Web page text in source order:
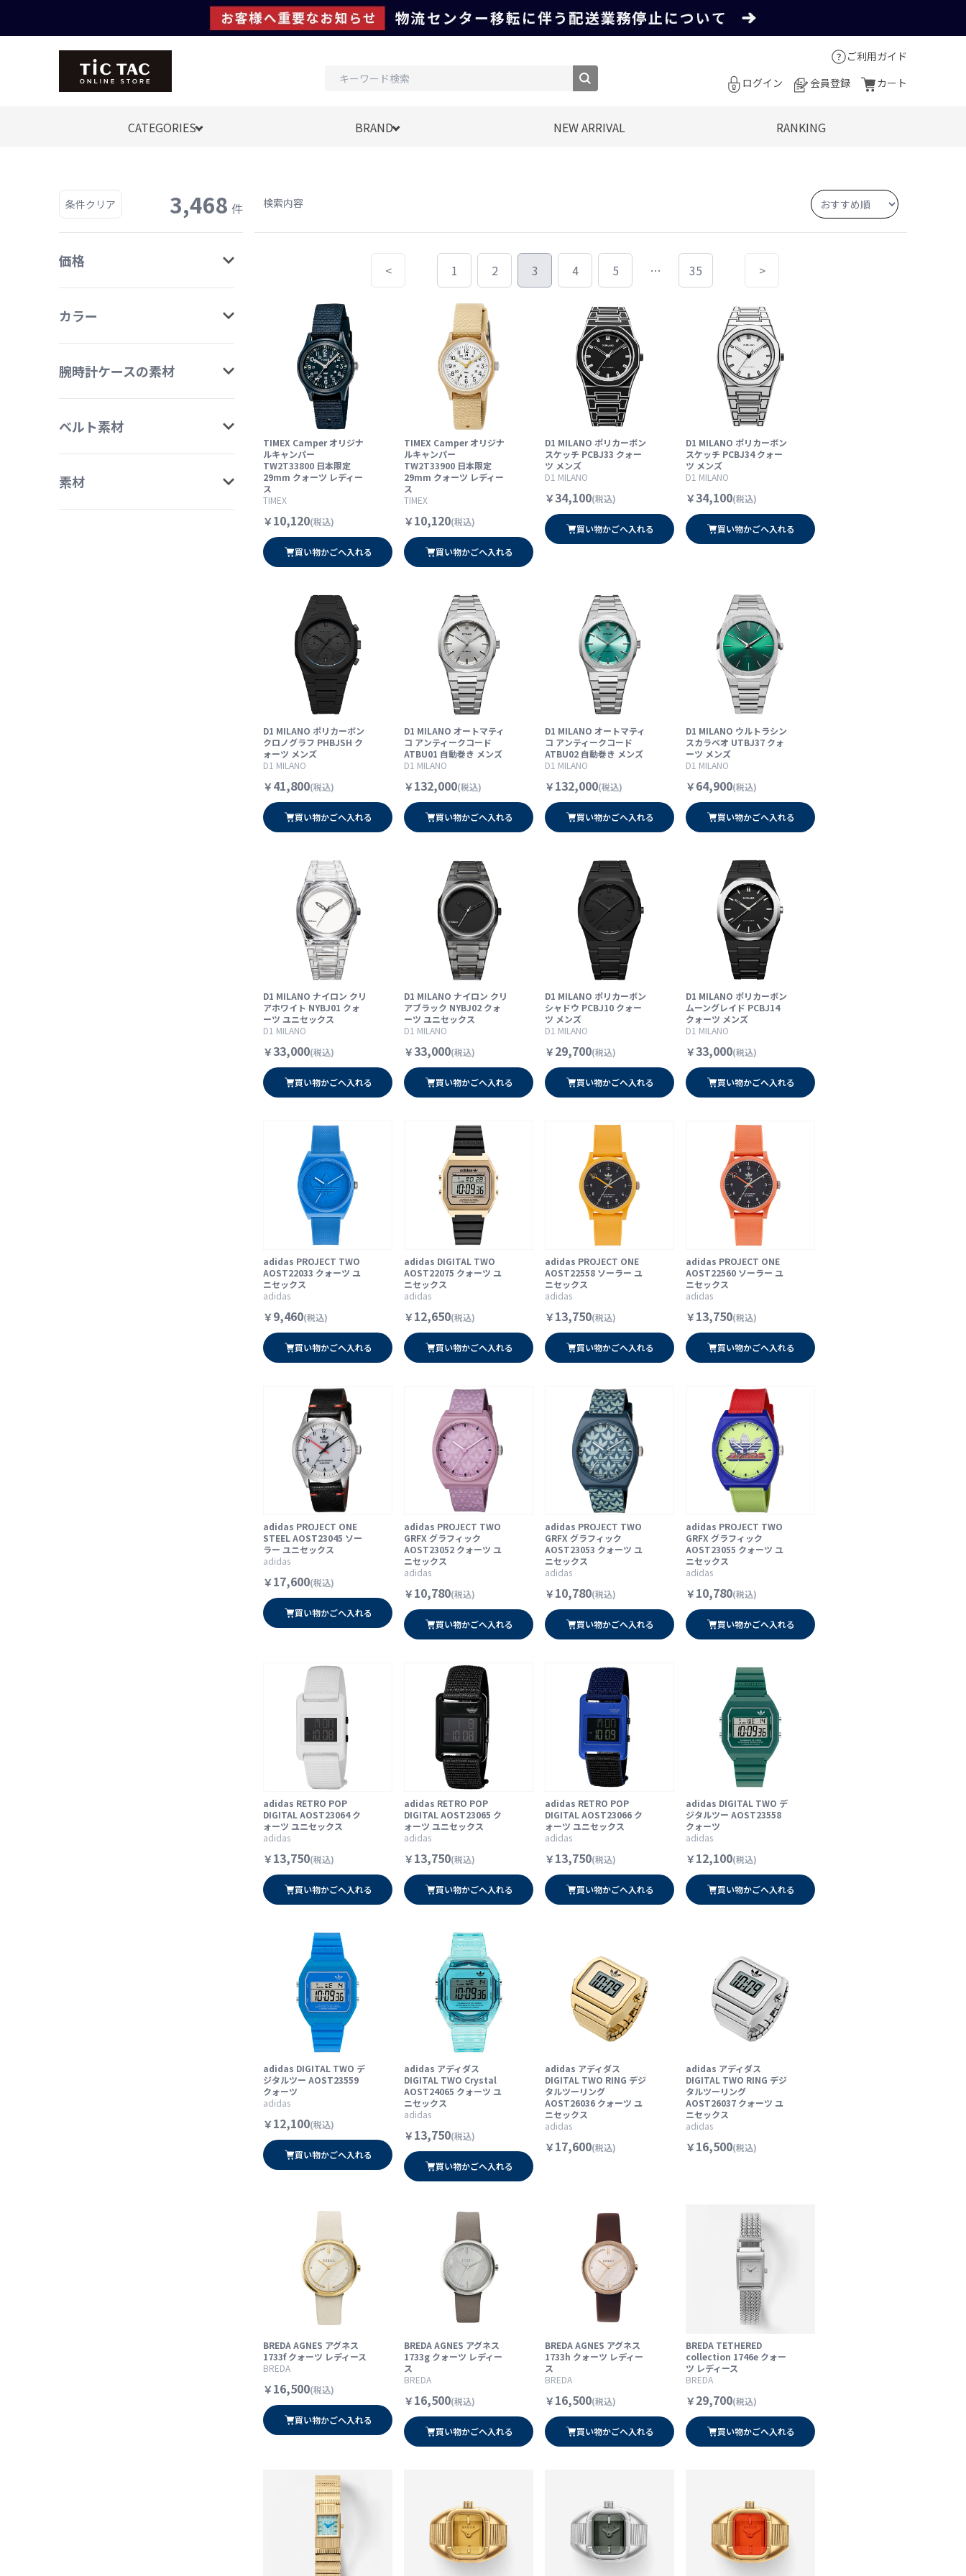
ご利用ガイド
ログイン
会員登録 カート
CATEGORIES BRAND NEW ARRIVAL RANKING
条件クリア 3,468 件
価格
カラー
腕時計ケースの素材
ベルト素材
素材
検索内容
< 1 2 3 4 5 … 35 >
TIMEX Camper オリジナ
ルキャンパー
TW2T33800 日本限定
29mm クォーツ レディー
ス
TIMEX
￥ 10,120(税込)
買い物かごへ入れる
TIMEX Camper オリジナ
ルキャンパー
TW2T33900 日本限定
29mm クォーツ レディー
ス
TIMEX
￥ 10,120(税込)
買い物かごへ入れる
D1 MILANO ポリカーボン
スケッチ PCBJ33 クォー
ツ メンズ
D1 MILANO
￥34,100(税込)
買い物かごへ入れる
D1 MILANO ポリカーボン
スケッチ PCBJ34 クォー
ツ メンズ
D1 MILANO
￥34,100(税込)
買い物かごへ入れる
D1 MILANO ポリカーボン
クロノグラフ PHBJSH ク
ォーツ メンズ
D1 MILANO
￥ 41,800(税込)
買い物かごへ入れる
D1 MILANO オートマティ
コ アンティークコード
ATBU01 自動巻き メンズ
D1 MILANO
￥ 132,000(税込)
買い物かごへ入れる
D1 MILANO オートマティ
コ アンティークコード
ATBU02 自動巻き メンズ
D1 MILANO
￥ 132,000(税込)
買い物かごへ入れる
D1 MILANO ウルトラシン
スカラベオ UTBJ37 クォ
ーツ メンズ
D1 MILANO
￥ 64,900(税込)
買い物かごへ入れる
D1 MILANO ナイロン クリ
アホワイト NYBJ01 クォ
ーツ ユニセックス
D1 MILANO
￥33,000(税込)
買い物かごへ入れる
D1 MILANO ナイロン クリ
アブラック NYBJ02 クォ
ーツ ユニセックス
D1 MILANO
￥33,000(税込)
買い物かごへ入れる
D1 MILANO ポリカーボン
シャドウ PCBJ10 クォー
ツ メンズ
D1 MILANO
￥ 29,700(税込)
買い物かごへ入れる
D1 MILANO ポリカーボン
ムーングレイド PCBJ14
クォーツ メンズ
D1 MILANO
￥33,000(税込)
買い物かごへ入れる
adidas PROJECT TWO
AOST22033 クォーツ ユ
ニセックス
adidas
￥ 9,460(税込)
買い物かごへ入れる
adidas DIGITAL TWO
AOST22075 クォーツ ユ
ニセックス
adidas
￥ 12,650(税込)
買い物かごへ入れる
adidas PROJECT ONE
AOST22558 ソーラー ユ
ニセックス
adidas
￥ 13,750(税込)
買い物かごへ入れる
adidas PROJECT ONE
AOST22560 ソーラー ユ
ニセックス
adidas
￥ 13,750(税込)
買い物かごへ入れる
adidas PROJECT ONE
STEEL AOST23045 ソー
ラー ユニセックス
adidas
￥ 17,600(税込)
買い物かごへ入れる
adidas PROJECT TWO
GRFX グラフィック
AOST23052 クォーツ ユ
ニセックス
adidas
￥ 10,780(税込)
買い物かごへ入れる
adidas PROJECT TWO
GRFX グラフィック
AOST23053 クォーツ ユ
ニセックス
adidas
￥ 10,780(税込)
買い物かごへ入れる
adidas PROJECT TWO
GRFX グラフィック
AOST23055 クォーツ ユ
ニセックス
adidas
￥ 10,780(税込)
買い物かごへ入れる
adidas RETRO POP
DIGITAL AOST23064 ク
ォーツ ユニセックス
adidas
￥ 13,750(税込)
買い物かごへ入れる
adidas RETRO POP
DIGITAL AOST23065 ク
ォーツ ユニセックス
adidas
￥ 13,750(税込)
買い物かごへ入れる
adidas RETRO POP
DIGITAL AOST23066 ク
ォーツ ユニセックス
adidas
￥ 13,750(税込)
買い物かごへ入れる
adidas DIGITAL TWO デ
ジタルツー AOST23558
クォーツ
adidas
￥ 12,100(税込)
買い物かごへ入れる
adidas DIGITAL TWO デ
ジタルツー AOST23559
クォーツ
adidas
￥ 12,100(税込)
買い物かごへ入れる
adidas アディダス
DIGITAL TWO Crystal
AOST24065 クォーツ ユ
ニセックス
adidas
￥ 13,750(税込)
買い物かごへ入れる
adidas アディダス
DIGITAL TWO RING デジ
タルツーリング
AOST26036 クォーツ ユ
ニセックス
adidas
￥ 17,600(税込)
adidas アディダス
DIGITAL TWO RING デジ
タルツーリング
AOST26037 クォーツ ユ
ニセックス
adidas
￥ 16,500(税込)
BREDA AGNES アグネス
1733f クォーツ レディース
BREDA
￥ 16,500(税込)
買い物かごへ入れる
BREDA AGNES アグネス
1733g クォーツ レディー
ス
BREDA
￥ 16,500(税込)
買い物かごへ入れる
BREDA AGNES アグネス
1733h クォーツ レディー
ス
BREDA
￥ 16,500(税込)
買い物かごへ入れる
BREDA TETHERED
collection 1746e クォー
ツ レディース
BREDA
￥ 29,700(税込)
買い物かごへ入れる